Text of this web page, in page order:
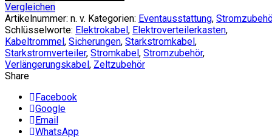
Vergleichen
Artikelnummer: n. v. Kategorien: Eventausstattung,
Schlüsselworte: Elektrokabel, Elektroverteilerkasten,
Kabeltrommel, Sicherungen, Starkstromkabel,
Starkstromverteiler, Stromkabel, Stromzubehör,
Verlängerungskabel, Zeltzubehör
Share
Facebook
Google
Email
WhatsApp